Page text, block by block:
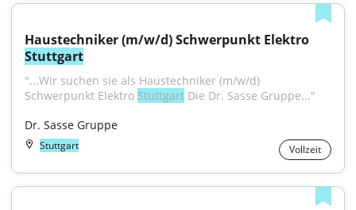
Stuttgart
"...Wir suchen sie als Haustechniker (m/w/d)
Schwerpunkt Elektro Stuttgart Die Dr. Sasse Gruppe..."
Dr. Sasse Gruppe
Stuttgart Vollzeit